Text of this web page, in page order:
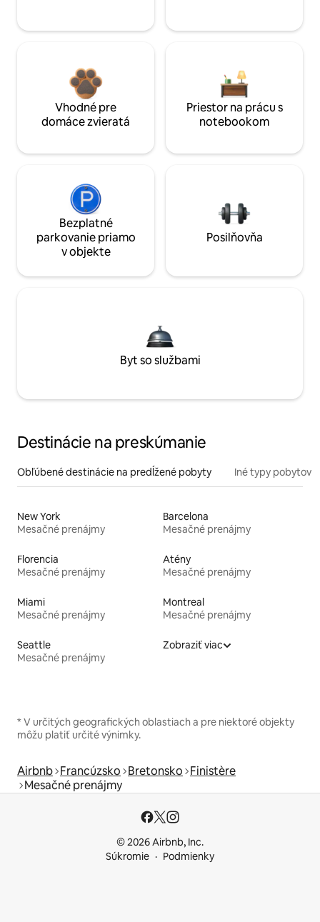
Vhodné pre
domáce zvieratá
Priestor na prácu s
notebookom
Bezplatné
parkovanie priamo
v objekte
Posilňovňa
Byt so službami
Destinácie na preskúmanie
Obľúbené destinácie na predĺžené pobyty Iné typy pobytov
New York
Mesačné prenájmy
Barcelona
Mesačné prenájmy
Florencia
Mesačné prenájmy
Atény
Mesačné prenájmy
Miami
Mesačné prenájmy
Montreal
Mesačné prenájmy
Seattle
Mesačné prenájmy
Zobraziť viac
* V určitých geografických oblastiach a pre niektoré objekty
môžu platiť určité výnimky.
Airbnb Francúzsko Bretonsko Finistère
Mesačné prenájmy
© 2026 Airbnb, Inc.
Súkromie
Podmienky